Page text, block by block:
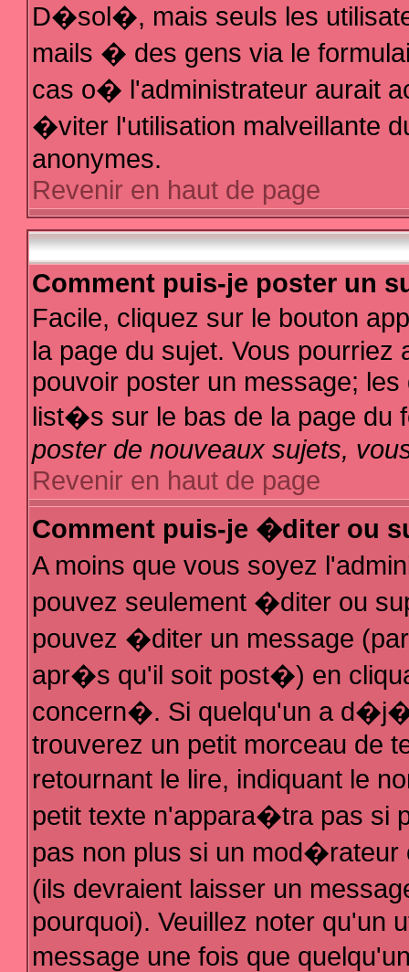
D�sol�, mais seuls les
mails � des gens via le
cas o� l'administrateur aurait
�viter l'utilisation malveillante
anonymes.
Revenir en haut de page
Comment puis-je poster un
Facile, cliquez sur le bouton
la page du sujet. Vous
pouvoir poster un message;
list�s sur le bas de la page du
poster de nouveaux sujets,
Revenir en haut de page
Comment puis-je �diter ou
A moins que vous soyez
pouvez seulement �diter ou
pouvez �diter un message
apr�s qu'il soit post�) en
concern�. Si quelqu'un a
trouverez un petit morceau de
retournant le lire, indiquant le
petit texte n'appara�tra pas si
pas non plus si un
(ils devraient laisser un
pourquoi). Veuillez noter qu'un
message une fois que